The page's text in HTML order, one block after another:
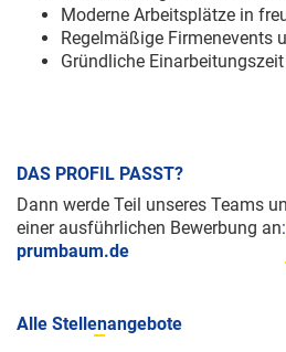
Moderne Arbeitsplätze in
Regelmäßige Firmenevents
Gründliche Einarbeitungszeit
DAS PROFIL PASST?
Dann werde Teil unseres Teams
einer ausführlichen Bewerbung an:
prumbaum.de
Alle Stellenangebote